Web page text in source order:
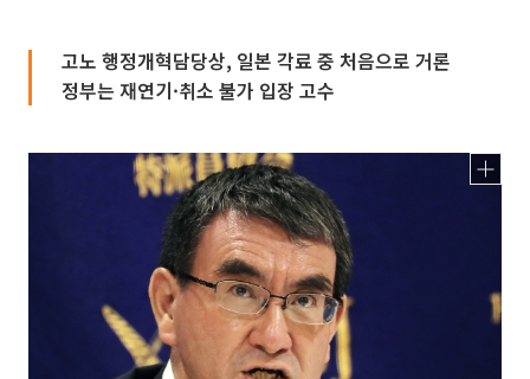
고노 행정개혁담당상, 일본 각료 중 처음으로 거론
정부는 재연기·취소 불가 입장 고수